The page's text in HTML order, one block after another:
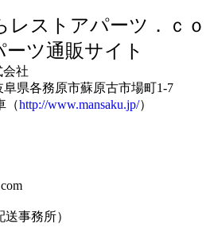
レストアパーツ．ｃｏ
ーツ通販サイト
会社
県各務原市蘇原古市場町1-7
（http://www.mansaku.jp/）
事務所）